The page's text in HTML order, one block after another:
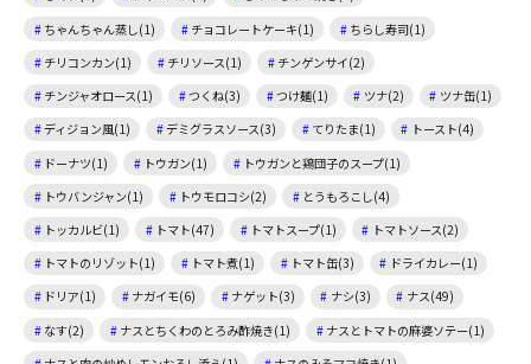
ちゃんちゃん蒸し(1)
チョコレートケーキ(1)
ちらし寿司(1)
チリコンカン(1)
チリソース(1)
チンゲンサイ(2)
チンジャオロース(1)
つくね(3) つけ麺(1) ツナ(2)
ツナ缶(1)
ディジョン風(1)
デミグラスソース(3) てりたま(1)
トースト(4)
ドーナツ(1)
トウガン(1)
トウガンと鶏団子のスープ(1)
トウバンジャン(1)
トウモロコシ(2)
とうもろこし(4)
トッカルビ(1)
トマト(47) トマトスープ(1)
トマトソース(2)
トマトのリゾット(1)
トマト煮(1) トマト缶(3)
ドライカレー(1)
ドリア(1)
ナガイモ(6) ナゲット(3) ナシ(3)
ナス(49)
なす(2)
ナスとちくわのとろみ酢焼き(1)
ナスとトマトの麻婆ソテー(1)